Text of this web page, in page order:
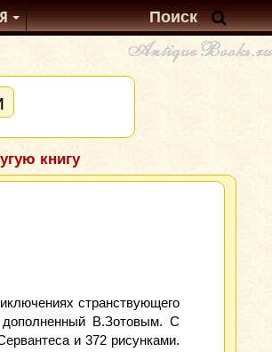
книгу
странствующего
В.Зотовым. С
и 372 рисунками.